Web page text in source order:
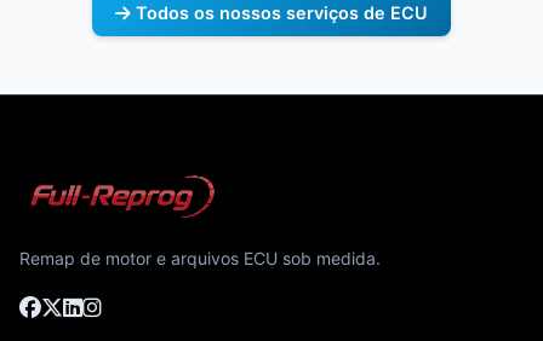
Todos os nossos serviços de ECU
Remap de motor e arquivos ECU sob medida.